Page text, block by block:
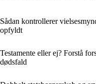
Sådan kontrollerer
opfyldt
Testamente eller ej? Forstå
dødsfald